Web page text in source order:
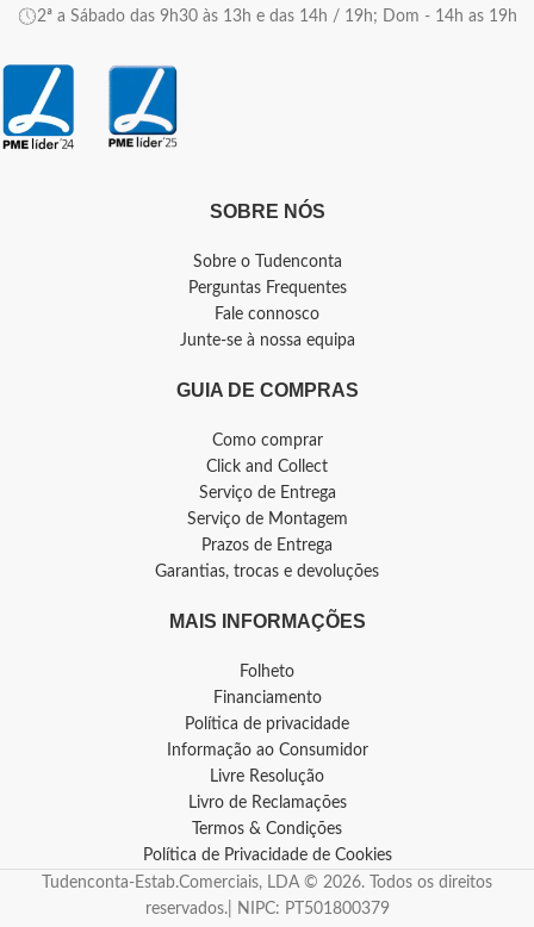
2ª a Sábado das 9h30 às 13h e das 14h / 19h; Dom - 14h as 19h
SOBRE NÓS
Sobre o Tudenconta
Perguntas Frequentes
Fale connosco
Junte-se à nossa equipa
GUIA DE COMPRAS
Como comprar
Click and Collect
Serviço de Entrega
Serviço de Montagem
Prazos de Entrega
Garantias, trocas e devoluções
MAIS INFORMAÇÕES
Folheto
Financiamento
Política de privacidade
Informação ao Consumidor
Livre Resolução
Livro de Reclamações
Termos & Condições
Política de Privacidade de Cookies
Tudenconta-Estab.Comerciais, LDA © 2026. Todos os direitos
reservados.| NIPC: PT501800379